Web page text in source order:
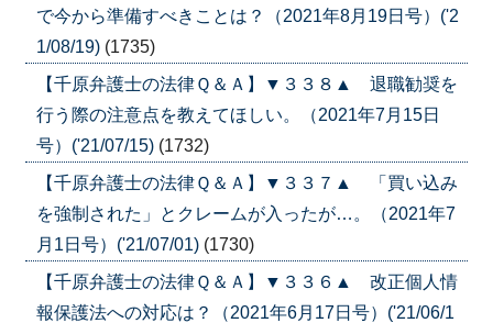
で今から準備すべきことは？（2021年8月19日号）('2
1/08/19) (1735)
【千原弁護士の法律Ｑ＆Ａ】▼３３８▲ 退職勧奨を
行う際の注意点を教えてほしい。（2021年7月15日
号）('21/07/15) (1732)
【千原弁護士の法律Ｑ＆Ａ】▼３３７▲ 「買い込み
を強制された」とクレームが入ったが…。（2021年7
月1日号）('21/07/01) (1730)
【千原弁護士の法律Ｑ＆Ａ】▼３３６▲ 改正個人情
報保護法への対応は？（2021年6月17日号）('21/06/1